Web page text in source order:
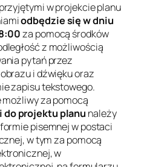
w projekcie planu
odbędzie się w dniu
za pomocą środków
z możliwością
pytań przez
i dźwięku oraz
zapisu tekstowego.
możliwy za pomocą
do projektu planu należy
pisemnej w postaci
w tym za pomocą
w